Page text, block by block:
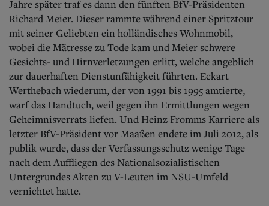
Jahre später traf es dann den fünften BfV-Präsidenten
Richard Meier. Dieser rammte während einer Spritztour
mit seiner Geliebten ein holländisches Wohnmobil,
wobei die Mätresse zu Tode kam und Meier schwere
Gesichts- und Hirnverletzungen erlitt, welche angeblich
zur dauerhaften Dienstunfähigkeit führten. Eckart
Werthebach wiederum, der von 1991 bis 1995 amtierte,
warf das Handtuch, weil gegen ihn Ermittlungen wegen
Geheimnisverrats liefen. Und Heinz Fromms Karriere als
letzter BfV-Präsident vor Maaßen endete im Juli 2012, als
publik wurde, dass der Verfassungsschutz wenige Tage
nach dem Auffliegen des Nationalsozialistischen
Untergrundes Akten zu V-Leuten im NSU-Umfeld
vernichtet hatte.